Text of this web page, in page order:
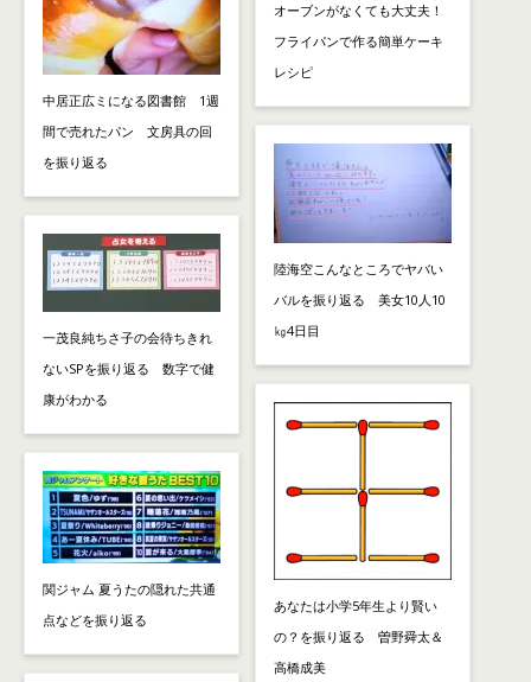
中居正広ミになる図書館 1週
間で売れたパン 文房具の回
を振り返る
一茂良純ちさ子の会待ちきれ
ないSPを振り返る 数字で健
康がわかる
関ジャム 夏うたの隠れた共通
点などを振り返る
オーブンがなくても大丈夫！
フライパンで作る簡単ケーキ
レシピ
陸海空こんなところでヤバい
バルを振り返る 美女10人10
㎏4日目
あなたは小学5年生より賢い
の？を振り返る 曽野舜太＆
高橋成美